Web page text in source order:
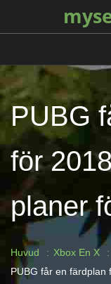
PUBG
för
planer
Huvud
Xbox En X
PUBG får en färdplan